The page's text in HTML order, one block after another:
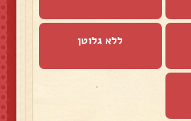
ללא גלוטן